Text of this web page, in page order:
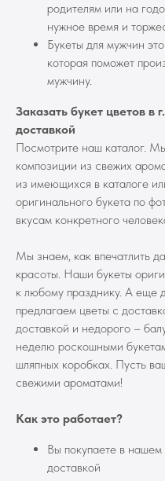
родителям или на
нужное время и
Букеты для мужчин
которая поможет
мужчину.
Заказать букет цветов в
доставкой
Посмотрите наш каталог.
композиции из свежих
из имеющихся в каталоге
оригинального букета по
вкусам конкретного
Мы знаем, как впечатлить
красоты. Наши букеты
к любому празднику. А еще
предлагаем цветы с
доставкой и недорого –
неделю роскошными
шляпных коробках. Пусть
свежими ароматами!
Как это работает?
Вы покупаете в
доставкой